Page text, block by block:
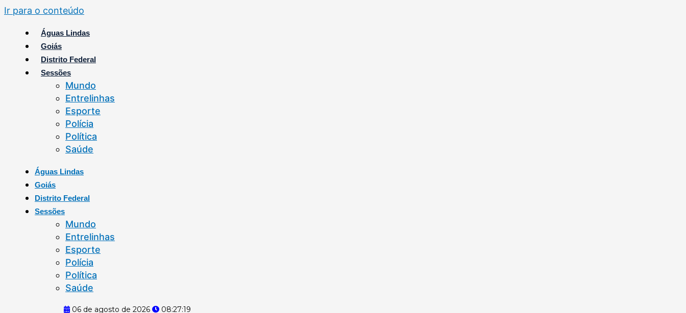
Ir para o conteúdo
Águas Lindas
Goiás
Distrito Federal
Sessões
Mundo
Entrelinhas
Esporte
Polícia
Política
Saúde
Águas Lindas
Goiás
Distrito Federal
Sessões
Mundo
Entrelinhas
Esporte
Polícia
Política
Saúde
06 de agosto de 2026 08:27:20